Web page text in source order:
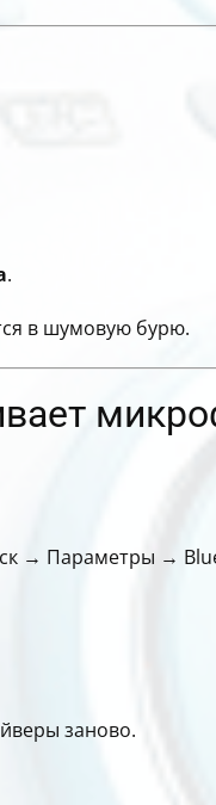
.
в шумовую бурю.
→ Параметры →
заново.